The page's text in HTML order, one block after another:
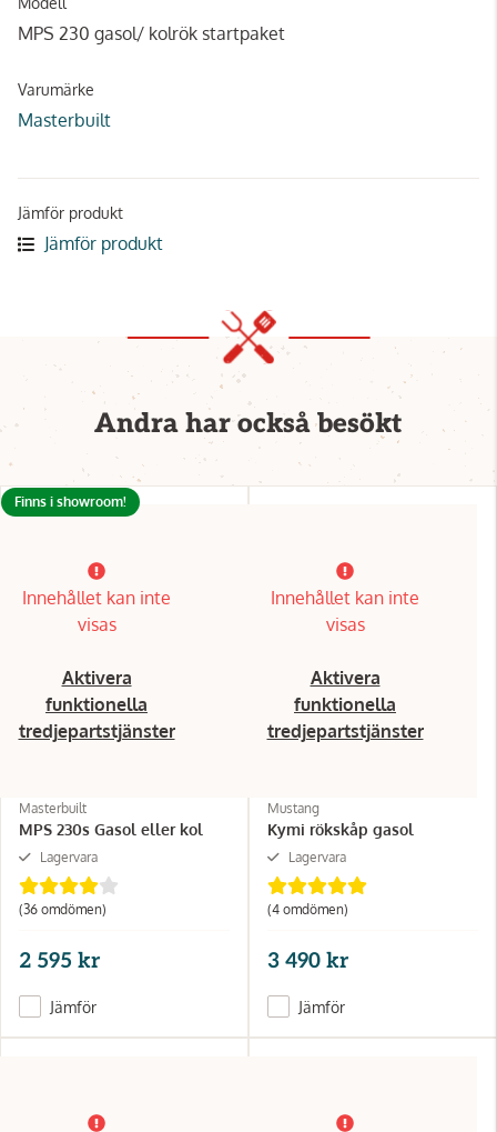
MPS 230 gasol/ kolrök startpaket
Varumärke
Masterbuilt
Jämför produkt
Jämför produkt
Andra har också besökt
Innehållet kan inte
visas
Aktivera
funktionella
tredjepartstjänster
Masterbuilt
MPS 230s Gasol eller kol
Lagervara
(36 omdömen)
Finns i showroom!
2 595 kr
Jämför
Innehållet kan inte
visas
Aktivera
funktionella
tredjepartstjänster
Mustang
Kymi rökskåp gasol
Lagervara
(4 omdömen)
3 490 kr
Jämför